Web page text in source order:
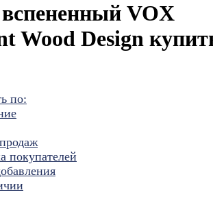
VOX
Wood Design
по:
покупателей